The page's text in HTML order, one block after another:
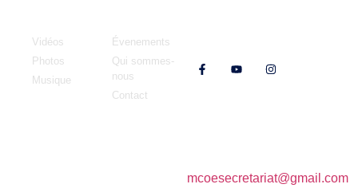
Vidéos
Photos
Musique
Évenements
Qui sommes-
nous
Contact
E-mail :
mcoesecretariat@gmail.com